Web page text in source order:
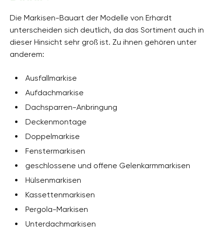
Die Markisen-Bauart der Modelle von Erhardt
unterscheiden sich deutlich, da das Sortiment auch in
dieser Hinsicht sehr groß ist. Zu ihnen gehören unter
anderem:
Ausfallmarkise
Aufdachmarkise
Dachsparren-Anbringung
Deckenmontage
Doppelmarkise
Fenstermarkisen
geschlossene und offene Gelenkarmmarkisen
Hülsenmarkisen
Kassettenmarkisen
Pergola-Markisen
Unterdachmarkisen